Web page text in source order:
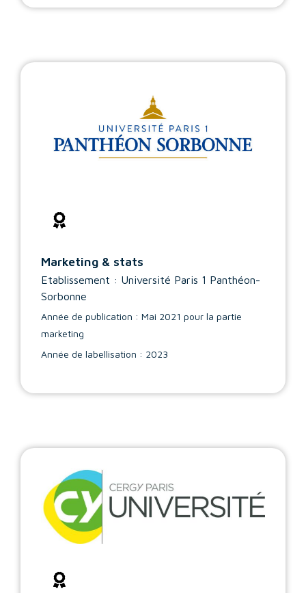
Marketing & stats
Etablissement : Université Paris 1 Panthéon-
Sorbonne
Année de publication : Mai 2021 pour la partie
marketing
Année de labellisation : 2023